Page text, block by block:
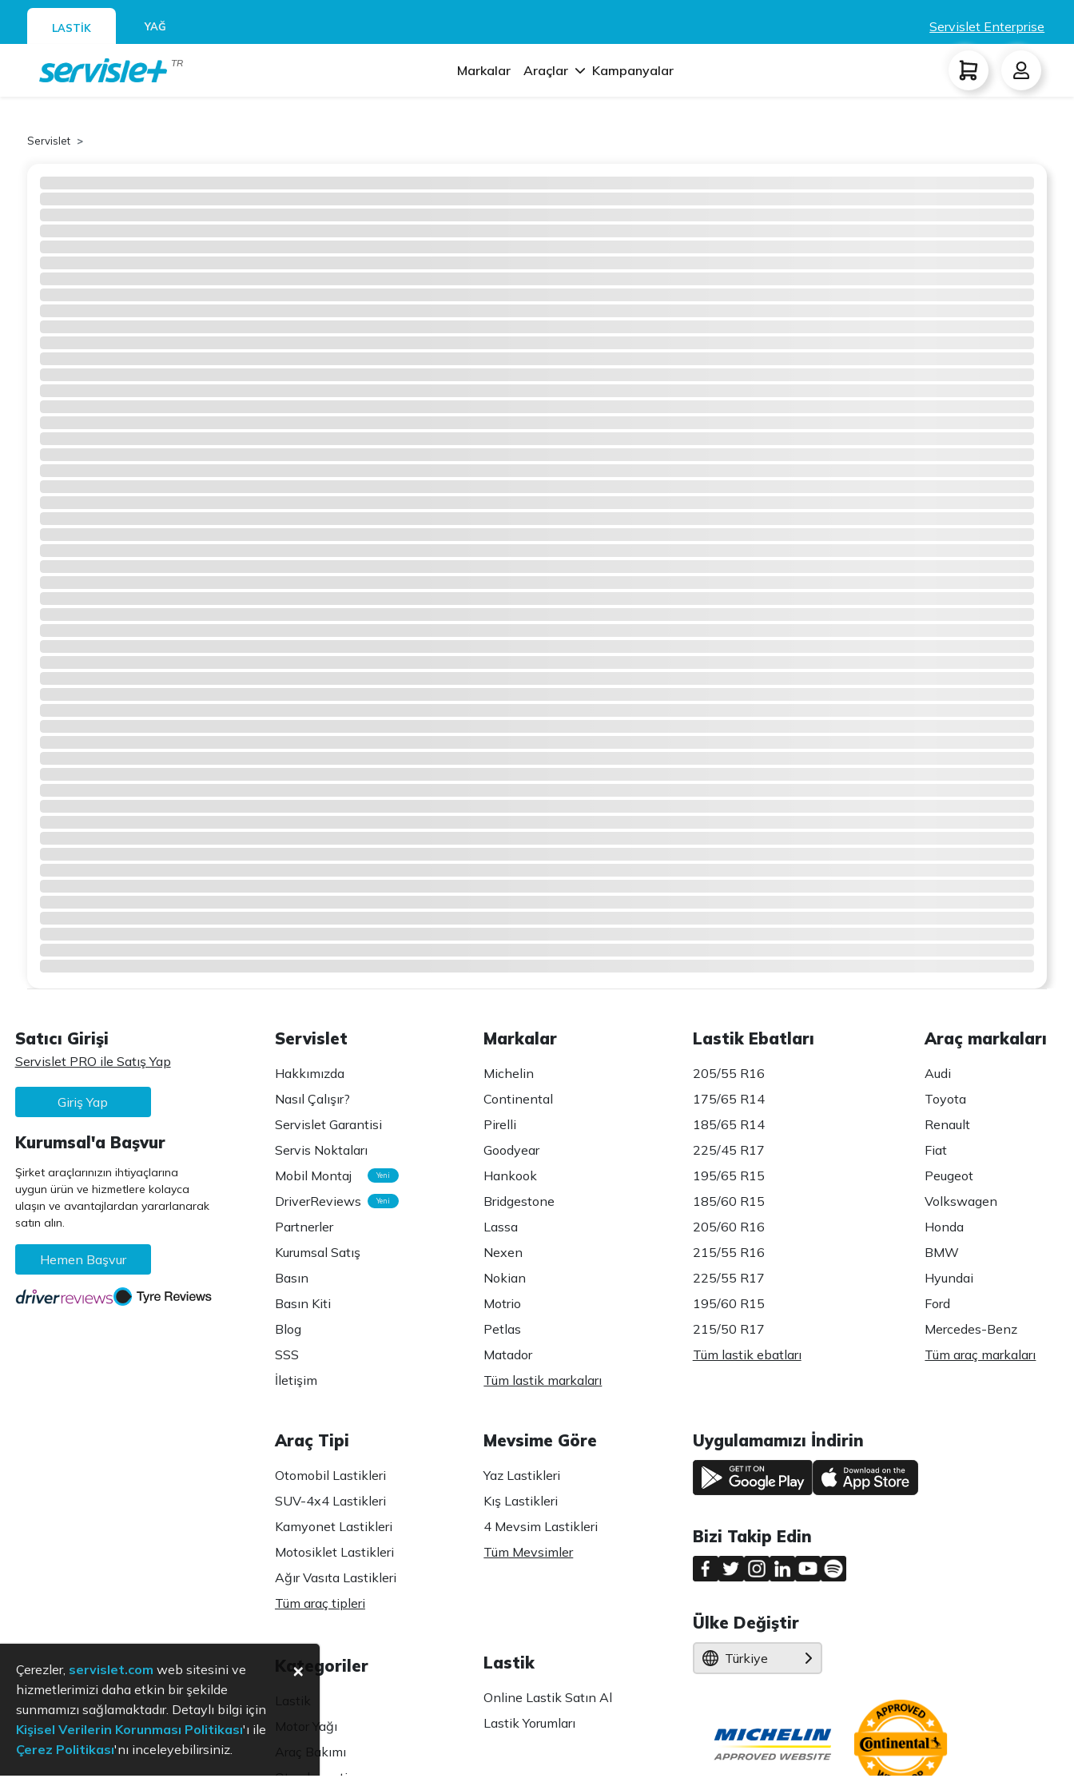
LASTİK YAĞ Servislet Enterprise
TR Markalar Araçlar Kampanyalar
Servislet
Satıcı Girişi
Servislet PRO ile Satış Yap
Giriş Yap
Kurumsal'a Başvur
Şirket araçlarınızın ihtiyaçlarına
uygun ürün ve hizmetlere kolayca
ulaşın ve avantajlardan yararlanarak
satın alın.
Hemen Başvur
Servislet
Hakkımızda
Nasıl Çalışır?
Servislet Garantisi
Servis Noktaları
Mobil Montaj
Yeni
DriverReviews Yeni
Partnerler
Kurumsal Satış
Basın
Basın Kiti
Blog
SSS
İletişim
Markalar
Michelin
Continental
Pirelli
Goodyear
Hankook
Bridgestone
Lassa
Nexen
Nokian
Motrio
Petlas
Matador
Tüm lastik markaları
Lastik Ebatları
205/55 R16
175/65 R14
185/65 R14
225/45 R17
195/65 R15
185/60 R15
205/60 R16
215/55 R16
225/55 R17
195/60 R15
215/50 R17
Tüm lastik ebatları
Araç markaları
Audi
Toyota
Renault
Fiat
Peugeot
Volkswagen
Honda
BMW
Hyundai
Ford
Mercedes-Benz
Tüm araç markaları
Araç Tipi
Otomobil Lastikleri
SUV-4x4 Lastikleri
Kamyonet Lastikleri
Motosiklet Lastikleri
Ağır Vasıta Lastikleri
Tüm araç tipleri
Kategoriler
Motor Yağı
Araç Bakımı
Oto ekspertiz
Mevsime Göre
Yaz Lastikleri
Kış Lastikleri
4 Mevsim Lastikleri
Tüm Mevsimler
Lastik
Online Lastik Satın Al
Lastik Yorumları
Uygulamamızı İndirin
Bizi Takip Edin
Ülke Değiştir
Türkiye
Çerezler, servislet.com web sitesini ve
hizmetlerimizi daha etkin bir şekilde
sunmamızı sağlamaktadır. Detaylı bilgi için
Kişisel Verilerin Korunması Politikası'ı ile
Çerez Politikası'nı inceleyebilirsiniz.
×